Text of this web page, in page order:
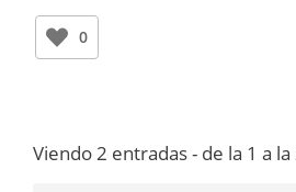
0
Viendo 2 entradas - de la 1 a